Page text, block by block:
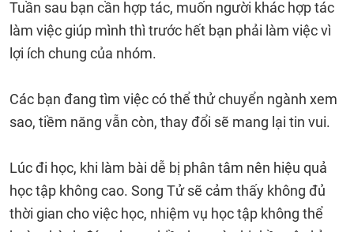
Tuần sau bạn cần hợp tác, muốn người khác hợp tác
làm việc giúp mình thì trước hết bạn phải làm việc vì
lợi ích chung của nhóm.
Các bạn đang tìm việc có thể thử chuyển ngành xem
sao, tiềm năng vẫn còn, thay đổi sẽ mang lại tin vui.
Lúc đi học, khi làm bài dễ bị phân tâm nên hiệu quả
học tập không cao. Song Tử sẽ cảm thấy không đủ
thời gian cho việc học, nhiệm vụ học tập không thể